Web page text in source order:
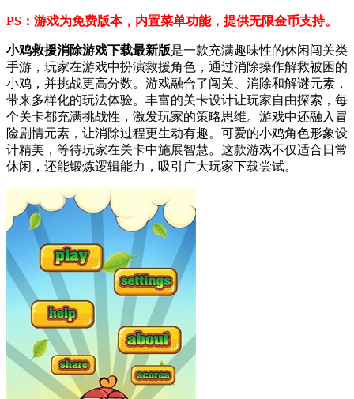
PS：游戏为免费版本，内置菜单功能，提供无限金币支持。
小鸡救援消除游戏下载最新版是一款充满趣味性的休闲闯关类
手游，玩家在游戏中扮演救援角色，通过消除操作解救被困的
小鸡，并挑战更高分数。游戏融合了闯关、消除和解谜元素，
带来多样化的玩法体验。丰富的关卡设计让玩家自由探索，每
个关卡都充满挑战性，激发玩家的策略思维。游戏中还融入冒
险剧情元素，让消除过程更生动有趣。可爱的小鸡角色形象设
计精美，等待玩家在关卡中施展智慧。这款游戏不仅适合日常
休闲，还能锻炼逻辑能力，吸引广大玩家下载尝试。